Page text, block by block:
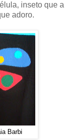
inseto que a
adoro.
Barbi